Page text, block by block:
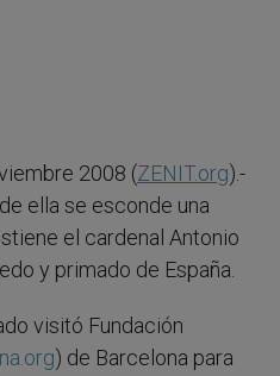
2008 (ZENIT.org).-
ella se esconde una
el cardenal Antonio
y primado de España.
visitó Fundación
) de Barcelona para